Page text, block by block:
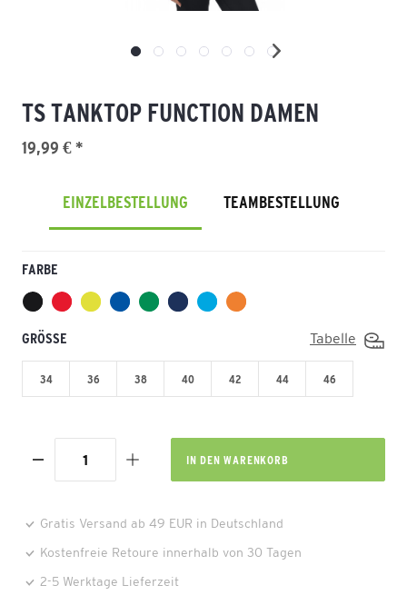
TS TANKTOP FUNCTION DAMEN
19,99 € *
EINZELBESTELLUNG TEAMBESTELLUNG
FARBE
GRÖSSE Tabelle
34 36 38 40 42 44 46
IN DEN WARENKORB
Gratis Versand ab 49 EUR in Deutschland
Kostenfreie Retoure innerhalb von 30 Tagen
2-5 Werktage Lieferzeit